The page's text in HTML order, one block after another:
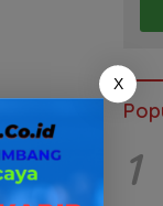
1
X